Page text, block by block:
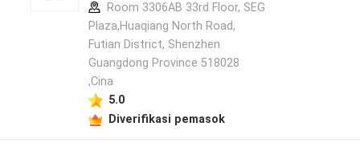
Room 3306AB 33rd Floor, SEG
Plaza,Huaqiang North Road,
Futian District, Shenzhen
Guangdong Province 518028
,Cina
5.0
Diverifikasi pemasok